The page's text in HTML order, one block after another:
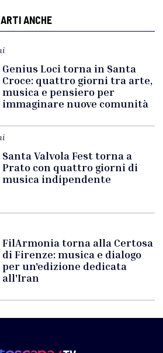
ANCHE
Genius Loci torna in Santa
Croce: quattro giorni tra arte,
musica e pensiero per
immaginare nuove comunità
Santa Valvola Fest torna a
Prato con quattro giorni di
musica indipendente
FilArmonia torna alla Certosa
di Firenze: musica e dialogo
per un'edizione dedicata
all'Iran